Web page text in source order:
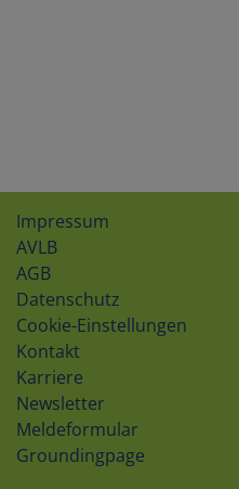
Impressum
AVLB
AGB
Datenschutz
Cookie-Einstellungen
Kontakt
Karriere
Newsletter
Meldeformular
Groundingpage